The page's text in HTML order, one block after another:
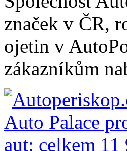
značek v ČR,
ojetin v
zákazníkům